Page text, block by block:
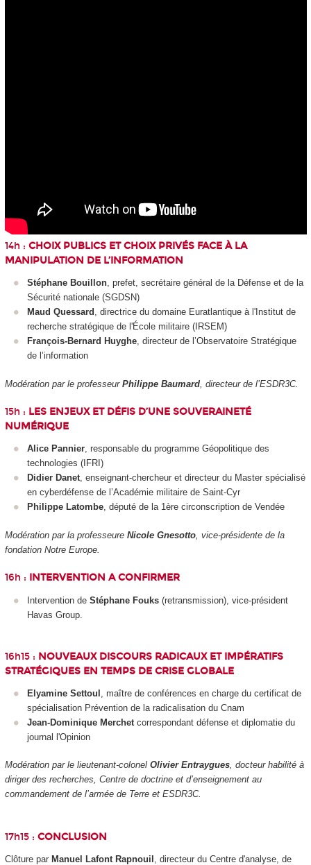
14h : CHOIX PUBLICS ET CHOIX PRIVÉS FACE À LA
MANIPULATION DE L’INFORMATION
Stéphane Bouillon, prefet, secrétaire général de la Défense et de la
Sécurité nationale (SGDSN)
Maud Quessard , directrice du domaine Euratlantique à l'Institut de
recherche stratégique de l'École militaire (IRSEM)
François-Bernard Huyghe, directeur de l’Observatoire Stratégique
de l’information
Modération par le professeur Philippe Baumard, directeur de l’ESDR3C.
15h : LES ENJEUX ET DÉFIS D’UNE SOUVERAINETÉ
NUMÉRIQUE
Alice Pannier, responsable du programme Géopolitique des
technologies (IFRI)
Didier Danet, enseignant-chercheur et directeur du Master spécialisé
en cyberdéfense de l’Académie militaire de Saint-Cyr
Philippe Latombe, député de la 1ère circonscription de Vendée
Modération par la professeure Nicole Gnesotto, vice-présidente de la
fondation Notre Europe.
16h : INTERVENTION A CONFIRMER
Intervention de Stéphane Fouks (retransmission), vice-président
Havas Group.
16h15 : NOUVEAUX DISCOURS RADICAUX ET IMPÉRATIFS
STRATÉGIQUES EN TEMPS DE CRISE GLOBALE
Elyamine Settoul , maître de conférences en charge du certificat de
spécialisation Prévention de la radicalisation du Cnam
Jean-Dominique Merchet correspondant défense et diplomatie du
journal l'Opinion
Modération par le lieutenant-colonel Olivier Entraygues, docteur habilité à
diriger des recherches, Centre de doctrine et d’enseignement au
commandement de l’armée de Terre et ESDR3C.
17h15 : CONCLUSION
Clôture par Manuel Lafont Rapnouil
, directeur du Centre d'analyse, de